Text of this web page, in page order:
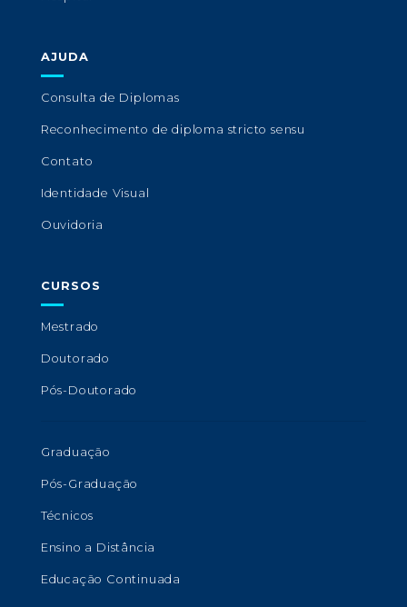
AJUDA
Consulta de Diplomas
Reconhecimento de diploma stricto sensu
Contato
Identidade Visual
Ouvidoria
CURSOS
Mestrado
Doutorado
Pós-Doutorado
Graduação
Pós-Graduação
Técnicos
Ensino a Distância
Educação Continuada